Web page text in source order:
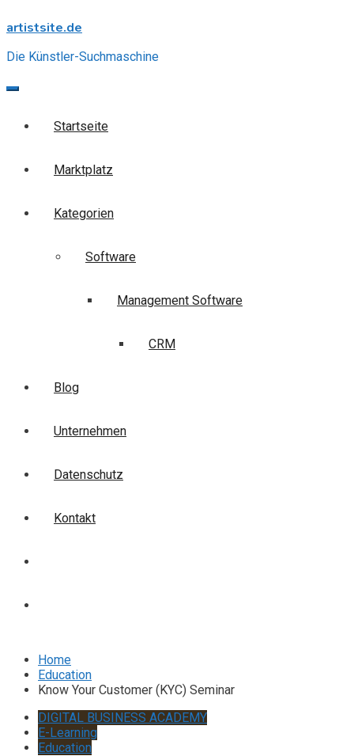
to
artistsite.de
Die Künstler-Suchmaschine
Startseite
Marktplatz
Kategorien
Software
Management Software
CRM
Blog
Unternehmen
Datenschutz
Kontakt
Home
Education
Know Your Customer (KYC) Seminar
DIGITAL BUSINESS ACADEMY
E-Learning
Education